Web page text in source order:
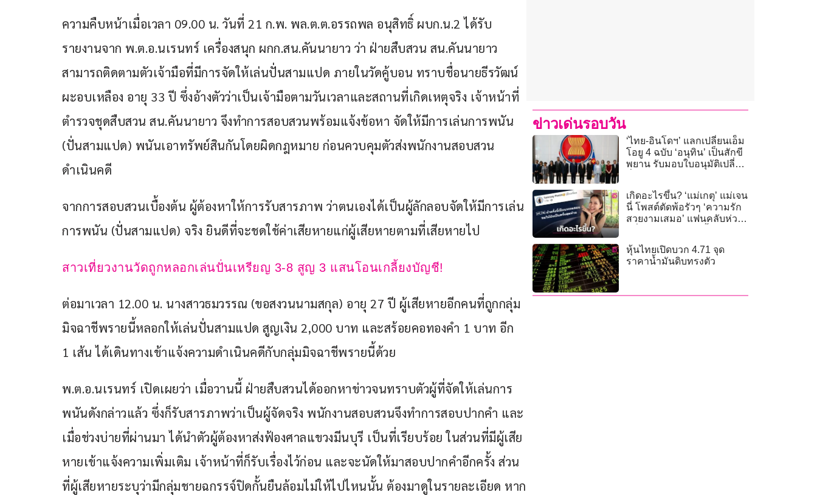
ความคืบหน้าเมื่อเวลา 09.00 น. วันที่ 21 ก.พ. พล.ต.ต.อรรถพล อนุสิทธิ์ ผบก.น.2 ได้รับ
รายงานจาก พ.ต.อ.นเรนทร์ เครื่องสนุก ผกก.สน.คันนายาว ว่า ฝ่ายสืบสวน สน.คันนายาว
สามารถติดตามตัวเจ้ามือที่มีการจัดให้เล่นปั่นสามแปด ภายในวัดคู้บอน ทราบชื่อนายธีรวัฒน์
ผะอบเหลือง อายุ 33 ปี ซึ่งอ้างตัวว่าเป็นเจ้ามือตามวันเวลาและสถานที่เกิดเหตุจริง เจ้าหน้าที่
ตำรวจชุดสืบสวน สน.คันนายาว จึงทำการสอบสวนพร้อมแจ้งข้อหา จัดให้มีการเล่นการพนัน
(ปั่นสามแปด) พนันเอาทรัพย์สินกันโดยผิดกฎหมาย ก่อนควบคุมตัวส่งพนักงานสอบสวน
ดำเนินคดี
จากการสอบสวนเบื้องต้น ผู้ต้องหาให้การรับสารภาพ ว่าตนเองได้เป็นผู้ลักลอบจัดให้มีการเล่น
การพนัน (ปั่นสามแปด) จริง ยินดีที่จะชดใช้ค่าเสียหายแก่ผู้เสียหายตามที่เสียหายไป
สาวเที่ยวงานวัดถูกหลอกเล่นปั่นเหรียญ 3-8 สูญ 3 แสนโอนเกลี้ยงบัญชี!
ต่อมาเวลา 12.00 น. นางสาวธมวรรณ (ขอสงวนนามสกุล) อายุ 27 ปี ผู้เสียหายอีกคนที่ถูกกลุ่ม
มิจฉาชีพรายนี้หลอกให้เล่นปั่นสามแปด สูญเงิน 2,000 บาท และสร้อยคอทองคำ 1 บาท อีก
1 เส้น ได้เดินทางเข้าแจ้งความดำเนินคดีกับกลุ่มมิจฉาชีพรายนี้ด้วย
พ.ต.อ.นเรนทร์ เปิดเผยว่า เมื่อวานนี้ ฝ่ายสืบสวนได้ออกหาข่าวจนทราบตัวผู้ที่จัดให้เล่นการ
พนันดังกล่าวแล้ว ซึ่งก็รับสารภาพว่าเป็นผู้จัดจริง พนักงานสอบสวนจึงทำการสอบปากคำ และ
เมื่อช่วงบ่ายที่ผ่านมา ได้นำตัวผู้ต้องหาส่งฟ้องศาลแขวงมีนบุรี เป็นที่เรียบร้อย ในส่วนที่มีผู้เสีย
หายเข้าแจ้งความเพิ่มเติม เจ้าหน้าที่ก็รับเรื่องไว้ก่อน และจะนัดให้มาสอบปากคำอีกครั้ง ส่วน
ที่ผู้เสียหายระบุว่ามีกลุ่มชายฉกรรจ์ปิดกั้นยืนล้อมไม่ให้ไปไหนนั้น ต้องมาดูในรายละเอียด หาก
ข่าวเด่นรอบวัน
‘ไทย-อินโดฯ’ แลกเปลี่ยนเอ็ม
โอยู 4 ฉบับ ‘อนุทิน’ เป็นสักขี
พยาน รับมอบใบอนุมัติเปลี่ยน
เกิดอะไรขึ้น? ‘แม่เกตุ’ แม่เจน
นี่ โพสต์ตัดพ้อรัวๆ ‘ความรัก
สวยงามเสมอ’ แฟนคลับห่วง
หุ้นไทยเปิดบวก 4.71 จุด
ราคาน้ำมันดิบทรงตัว